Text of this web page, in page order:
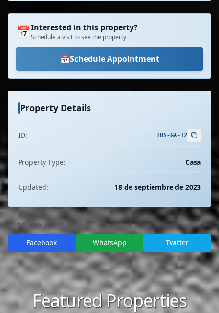
📅Interested in this property?
Schedule a visit to see the property
📅Schedule Appointment
Property Details
ID: IDS-GA-12
Property Type: Casa
Updated: 18 de septiembre de 2023
Share this property:
Facebook WhatsApp Twitter
Featured Properties